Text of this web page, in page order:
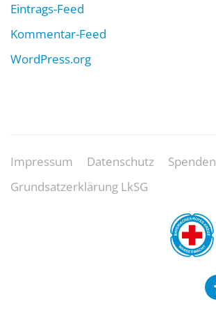
Eintrags-Feed
Kommentar-Feed
WordPress.org
Impressum Datenschutz
Spenden
Grundsatzerklärung LkSG